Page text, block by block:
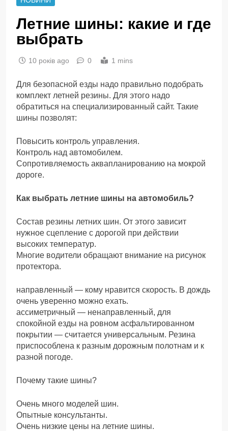
Летние шины: какие и где
выбрать
10 років ago 0 1 mins
Для безопасной езды надо правильно подобрать
комплект летней резины. Для этого надо
обратиться на специализированный сайт. Такие
шины позволят:
Повысить контроль управления.
Контроль над автомобилем.
Сопротивляемость аквапланированию на мокрой
дороге.
Как выбрать летние шины на автомобиль?
Состав резины летних шин. От этого зависит
нужное сцепление с дорогой при действии
высоких температур.
Многие водители обращают внимание на рисунок
протектора.
направленный — кому нравится скорость. В дождь
очень уверенно можно ехать.
ассиметричный — ненаправленный, для
спокойной езды на ровном асфальтированном
покрытии — считается универсальным. Резина
приспособлена к разным дорожным полотнам и к
разной погоде.
Почему такие шины?
Очень много моделей шин.
Опытные консультанты.
Очень низкие цены на летние шины.